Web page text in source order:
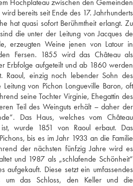
Hochplateau zwischen den Gemeinden
bereits seit Ende des 17. Jahrhunderts
hat quasi sofort Berühmtheit erlangt. Zu
die unter der Leitung von Jacques de
erzeugten Weine jenen von Latour in
Fersen. 1855 wird das Château als
Erbfolge aufgeteilt und ab 1860 werden
Raoul, einzig noch lebender Sohn des
von Pichon Longueville Baron, oft
seine Tochter Virginie, Ehegattin des
Teil des Weinguts erhält – daher der
Das Haus, welches vom Château
wurde 1851 von Raoul erbaut. Das
bis es im Jahr 1933 an die Familie
der nächsten fünfzig Jahre wird es
und 1987 als „schlafende Schönheit“
aufgekauft. Diese setzt ein umfassendes
um das Schloss, den Keller und die